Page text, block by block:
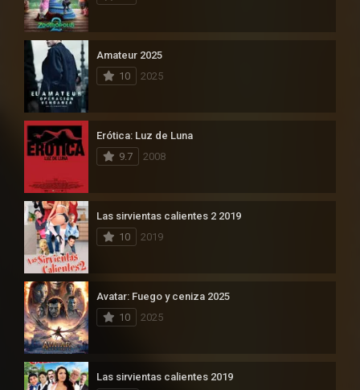
Amateur 2025
10
2025
Erótica: Luz de Luna
9.7
2008
Las sirvientas calientes 2 2019
10
2019
Avatar: Fuego y ceniza 2025
10
2025
Las sirvientas calientes 2019